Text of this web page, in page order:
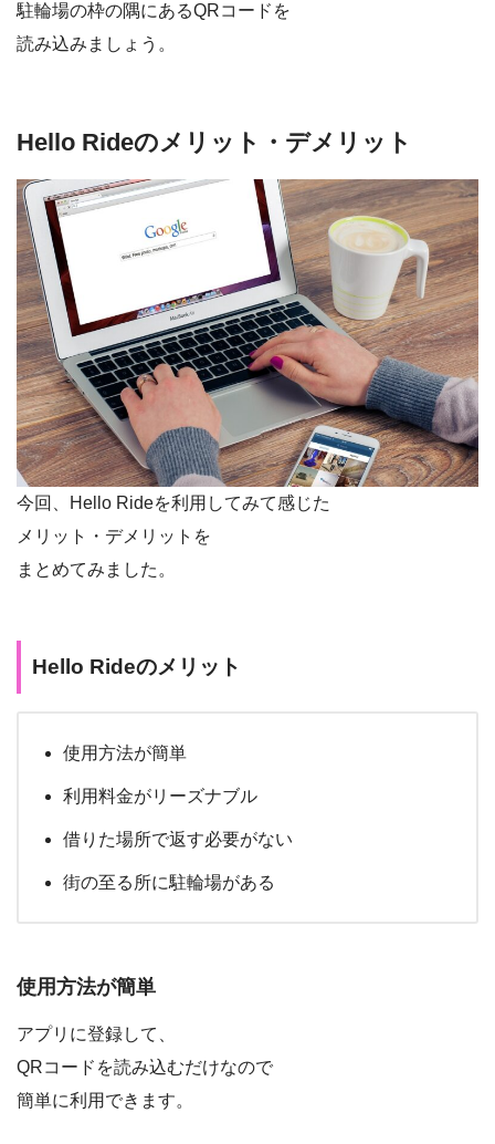
駐輪場の枠の隅にあるQRコードを
読み込みましょう。
Hello Rideのメリット・デメリット
今回、Hello Rideを利用してみて感じた
メリット・デメリットを
まとめてみました。
Hello Rideのメリット
使用方法が簡単
利用料金がリーズナブル
借りた場所で返す必要がない
街の至る所に駐輪場がある
使用方法が簡単
アプリに登録して、
QRコードを読み込むだけなので
簡単に利用できます。